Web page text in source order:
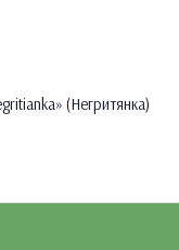
(Негритянка)